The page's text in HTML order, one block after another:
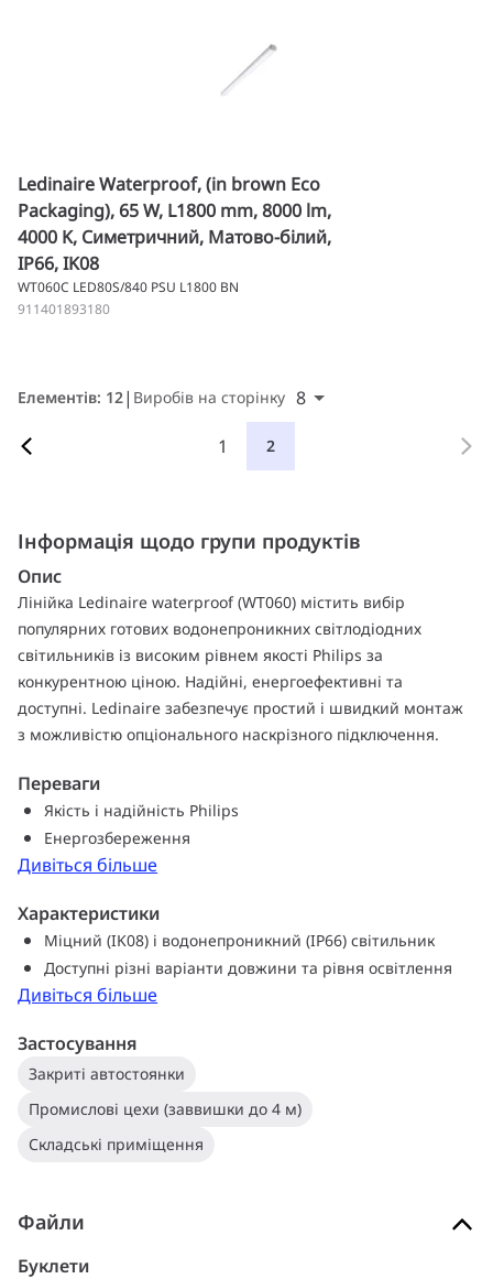
Ledinaire Waterproof, (in brown Eco
Packaging), 65 W, L1800 mm, 8000 lm,
4000 K, Симетричний, Матово-білий,
IP66, IK08
WT060C LED80S/840 PSU L1800 BN
911401893180
Елементів: 12 Виробів на сторінку 8
1
2
Інформація щодо групи продуктів
Опис
Лінійка Ledinaire waterproof (WT060) містить вибір
популярних готових водонепроникних світлодіодних
світильників із високим рівнем якості Philips за
конкурентною ціною. Надійні, енергоефективні та
доступні. Ledinaire забезпечує простий і швидкий монтаж
з можливістю опціонального наскрізного підключення.
Переваги
Якість і надійність Philips
Енергозбереження
Дивіться більше
Характеристики
Міцний (IK08) і водонепроникний (IP66) світильник
Доступні різні варіанти довжини та рівня освітлення
Дивіться більше
Застосування
Закриті автостоянки
Промислові цехи (заввишки до 4 м)
Складські приміщення
Файли
Буклети